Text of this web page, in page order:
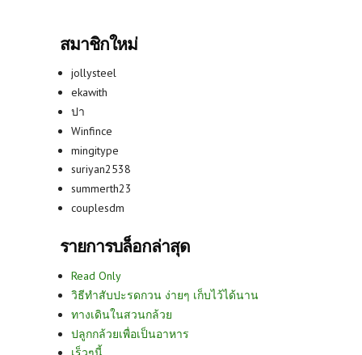
สมาชิกใหม่
jollysteel
ekawith
ปา
Winfince
mingitype
suriyan2538
summerth23
couplesdm
รายการบล็อกล่าสุด
Read Only
วิธีทำสับปะรดกวน ง่ายๆ เก็บไว้ได้นาน
ทางเดินในสวนกล้วย
ปลูกกล้วยเพื่อเป็นอาหาร